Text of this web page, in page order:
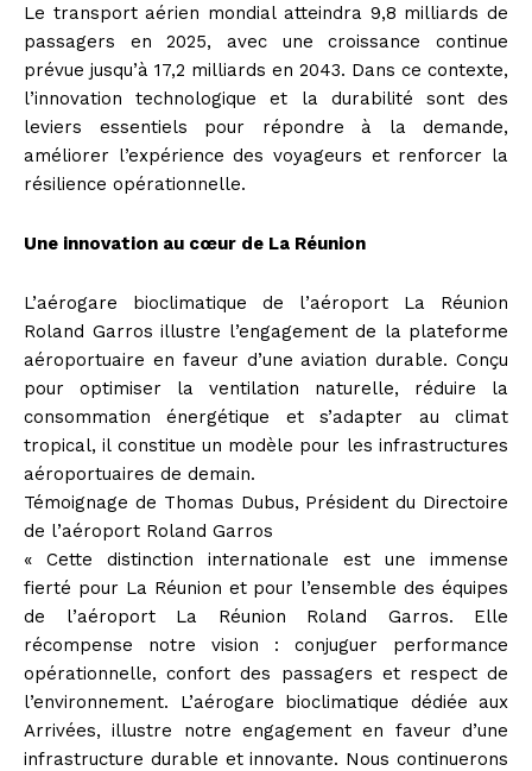
Le transport aérien mondial atteindra 9,8 milliards de
passagers en 2025, avec une croissance continue
prévue jusqu’à 17,2 milliards en 2043. Dans ce contexte,
l’innovation technologique et la durabilité sont des
leviers essentiels pour répondre à la demande,
améliorer l’expérience des voyageurs et renforcer la
résilience opérationnelle.
Une innovation au cœur de La Réunion
L’aérogare bioclimatique de l’aéroport La Réunion
Roland Garros illustre l’engagement de la plateforme
aéroportuaire en faveur d’une aviation durable. Conçu
pour optimiser la ventilation naturelle, réduire la
consommation énergétique et s’adapter au climat
tropical, il constitue un modèle pour les infrastructures
aéroportuaires de demain.
Témoignage de Thomas Dubus, Président du Directoire
de l’aéroport Roland Garros
« Cette distinction internationale est une immense
fierté pour La Réunion et pour l’ensemble des équipes
de l’aéroport La Réunion Roland Garros. Elle
récompense notre vision : conjuguer performance
opérationnelle, confort des passagers et respect de
l’environnement. L’aérogare bioclimatique dédiée aux
Arrivées, illustre notre engagement en faveur d’une
infrastructure durable et innovante. Nous continuerons